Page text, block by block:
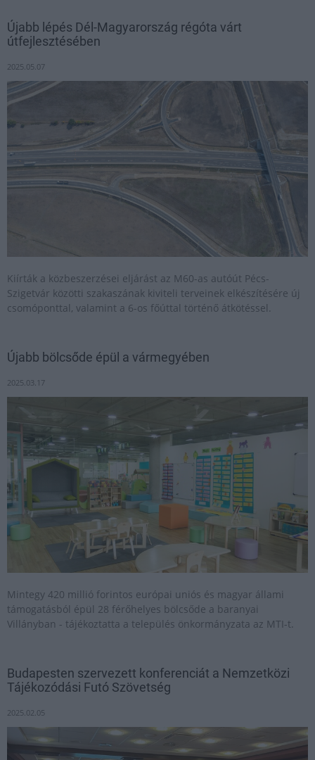
Újabb lépés Dél-Magyarország régóta várt
útfejlesztésében
2025.05.07
Kiírták a közbeszerzései eljárást az M60-as autóút Pécs-
Szigetvár közötti szakaszának kiviteli terveinek elkészítésére új
csomóponttal, valamint a 6-os főúttal történő átkötéssel.
Újabb bölcsőde épül a vármegyében
2025.03.17
Mintegy 420 millió forintos európai uniós és magyar állami
támogatásból épül 28 férőhelyes bölcsőde a baranyai
Villányban - tájékoztatta a település önkormányzata az MTI-t.
Budapesten szervezett konferenciát a Nemzetközi
Tájékozódási Futó Szövetség
2025.02.05